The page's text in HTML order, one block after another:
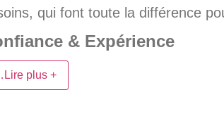
qui font toute la différence
& Expérience
plus +